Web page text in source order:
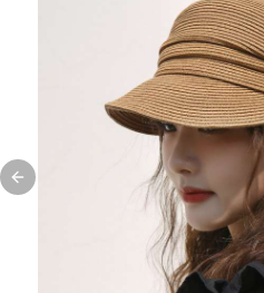
Previous slide